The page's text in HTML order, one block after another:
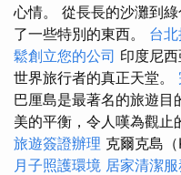
心情。 從長長的沙灘到
了一些特別的東西。 台
鬆創立您的公司 印度尼
世界旅行者的真正天堂。
巴厘島是最著名的旅遊目
美的平衡，令人嘆為觀止
旅遊簽證辦理 克爾克島
月子照護環境 居家清潔